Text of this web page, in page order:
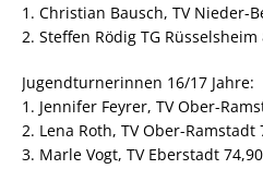
1. Christian Bausch, TV Nieder-
2. Steffen Rödig TG
Jugendturnerinnen 16/17 Jahre:
1. Jennifer Feyrer, TV Ober-
2. Lena Roth, TV Ober-Ramstadt
3. Marle Vogt, TV Eberstadt